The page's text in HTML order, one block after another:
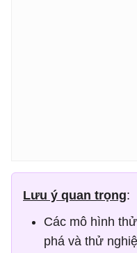
Lưu ý quan trọng:
Các mô hình
phá và thử